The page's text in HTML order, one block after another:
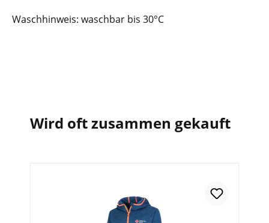
Waschhinweis: waschbar bis 30°C
Wird oft zusammen gekauft